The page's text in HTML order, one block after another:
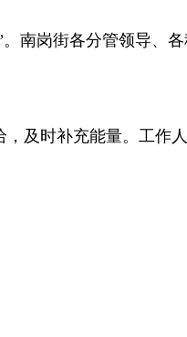
南岗街各分管领导、
及时补充能量。工